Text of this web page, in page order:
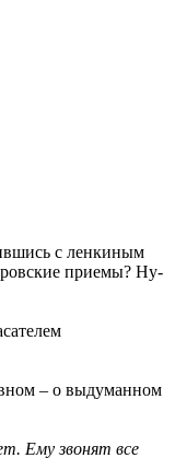
с ленкиным
приемы? Ну-
– о выдуманном
Ему звонят все